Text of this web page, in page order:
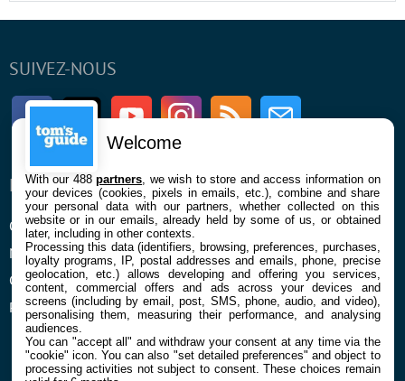
SUIVEZ-NOUS
FacebookTwitter Youtube InstagramRSS Newsletter
ENTREPRISE
Qui sommes nous
Mentions légales et CGU
Confidentialité et Cookies
Préférences cookies
À PROPOS
La rédaction
Contact
Welcome
With our 488partners , we wish to store and access information on
your devices (cookies, pixels in emails, etc.), combine and share
your personal data with our partners, whether collected on this
website or in our emails, already held by some of us, or obtained
later, including in other contexts.
Processing this data (identifiers, browsing, preferences, purchases,
loyalty programs, IP, postal addresses and emails, phone, precise
geolocation, etc.) allows developing and offering you services,
content, commercial offers and ads across your devices and
screens (including by email, post, SMS, phone, audio, and video),
personalising them, measuring their performance, and analysing
audiences.
You can "accept all" and withdraw your consent at any time via the
"cookie" icon. You can also "set detailed preferences" and object to
processing activities not subject to consent. These choices remain